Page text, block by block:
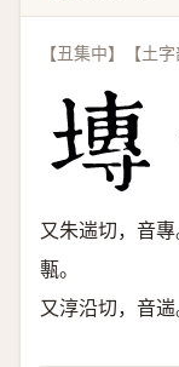
【丑集中】【土
又朱遄切，音
甎。
又淳沿切，音遄